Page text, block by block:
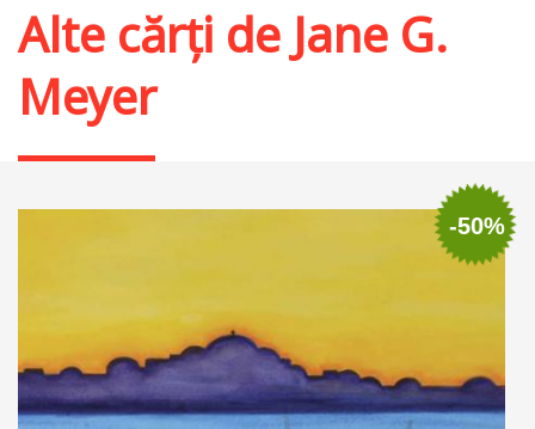
Alte cărți de Jane G.
Meyer
-50%